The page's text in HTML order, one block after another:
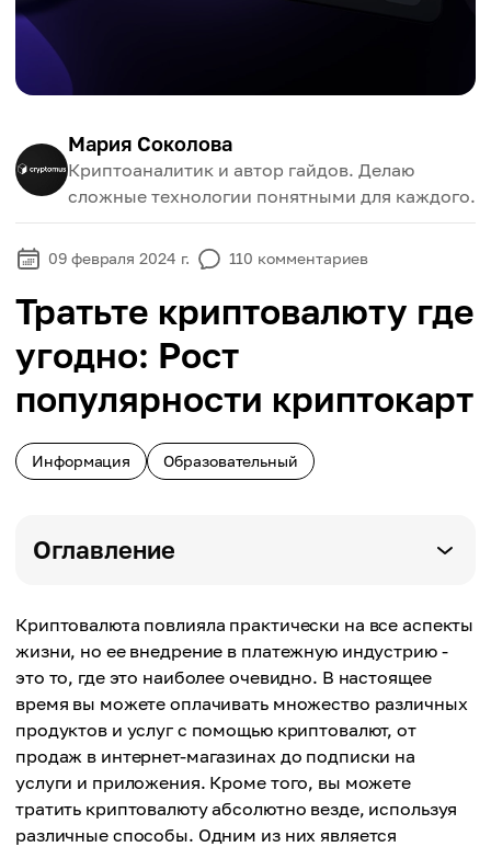
Мария Соколова
Криптоаналитик и автор гайдов. Делаю
сложные технологии понятными для каждого.
09 февраля 2024 г. 110 комментариев
Тратьте криптовалюту где
угодно: Рост
популярности криптокарт
Информация Образовательный
Оглавление
Криптовалюта повлияла практически на все аспекты
жизни, но ее внедрение в платежную индустрию -
это то, где это наиболее очевидно. В настоящее
время вы можете оплачивать множество различных
продуктов и услуг с помощью криптовалют, от
продаж в интернет-магазинах до подписки на
услуги и приложения. Кроме того, вы можете
тратить криптовалюту абсолютно везде, используя
различные способы. Одним из них является